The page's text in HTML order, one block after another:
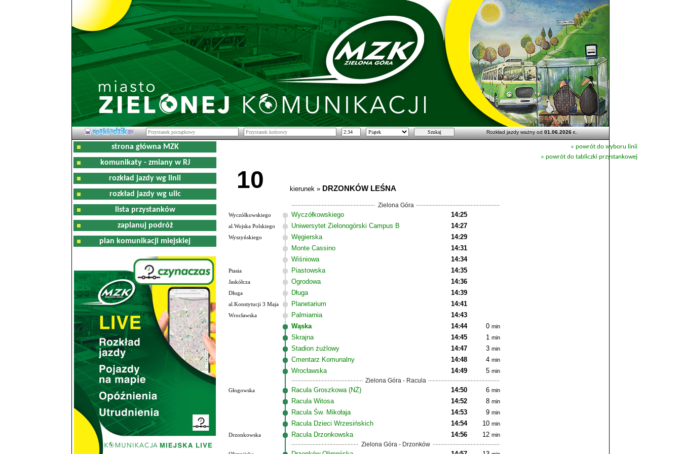
Rozkład jazdy ważny od01.06.2026 r..
strona główna MZK
komunikaty - zmiany w RJ
rozkład jazdy wg linii
rozkład jazdy wg ulic
lista przystanków
zaplanuj podróż
plan komunikacji miejskiej
« powrót do wyboru linii
« powrót do tabliczki przystankowej
10 kierunek » DRZONKÓW LEŚNA
Zielona Góra
Wyczółkowskiego Wyczółkowskiego 14:25
al.Wojska Polskiego Uniwersytet Zielonogórski Campus B 14:27
Wyszyńskiego Węgierska
14:29
Monte Cassino
14:31
Wiśniowa
14:34
Ptasia Piastowska 14:35
Jaskółcza Ogrodowa 14:36
Długa Długa 14:39
al.Konstytucji 3 Maja Planetarium 14:41
Wrocławska Palmiarnia
14:43
Wąska
14:44 0 min
Skrajna 14:45 1 min
Stadion żużlowy 14:47 3 min
Cmentarz Komunalny 14:48 4 min
Wrocławska 14:49 5 min
Zielona Góra - Racula
Głogowska Racula Groszkowa (NŻ) 14:50 6 min
Racula Witosa 14:52 8 min
Racula Św. Mikołaja 14:53 9 min
Racula Dzieci Wrzesińskich 14:54 10 min
Drzonkowska
Racula Drzonkowska 14:56 12 min
Zielona Góra - Drzonków